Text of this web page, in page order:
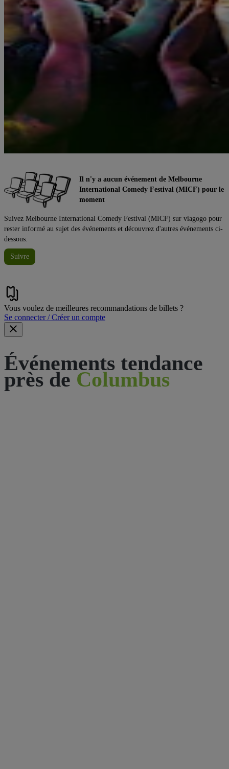
Il n'y a aucun événement de Melbourne
International Comedy Festival (MICF) pour le
moment
Suivez Melbourne International Comedy Festival (MICF) sur viagogo pour
rester informé au sujet des événements et découvrez d'autres événements ci-
dessous.
Suivre
Vous voulez de meilleures recommandations de billets ?
Se connecter / Créer un compte
Événements tendance
près de Columbus